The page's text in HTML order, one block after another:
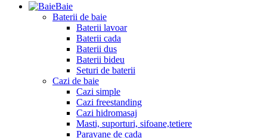
Baie
Baterii de baie
Baterii lavoar
Baterii cada
Baterii dus
Baterii bideu
Seturi de baterii
Cazi de baie
Cazi simple
Cazi freestanding
Cazi hidromasaj
Masti, suporturi, sifoane,tetiere
Paravane de cada